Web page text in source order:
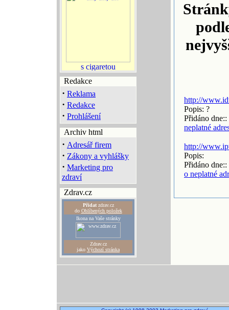
Redakce
· Reklama
· Redakce
· Prohlášení
Archiv html
· Adresář firem
· Zákony a vyhlášky
· Marketing pro
zdraví
Zdrav.cz
Přidatzdrav.cz
do Oblíbených položek
Ikona na Vaše stránky
Zdrav.cz
jako Výchozí stránka
http://
Popis: ?
Přidáno
neplatné
http://
Popis:
Přidáno
o neplatné